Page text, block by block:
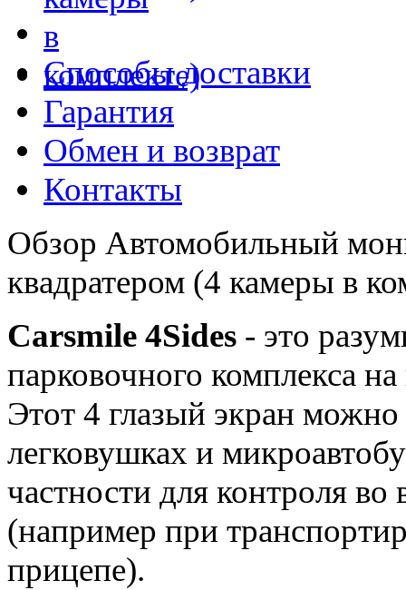
Способы доставки
Гарантия
Обмен и возврат
Контакты
Обзор Автомобильный
квадратером (4 камеры в
Carsmile 4Sides - это
парковочного комплекса
Этот 4 глазый экран можно
легковушках и
частности для контроля во
(например при
прицепе).